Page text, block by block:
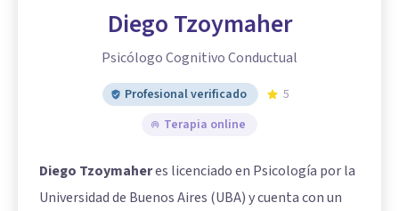
Diego Tzoymaher
Psicólogo Cognitivo Conductual
Profesional verificado
5
Terapia online
Diego Tzoymaheres licenciado en Psicología por la
Universidad de Buenos Aires (UBA) y cuenta con un